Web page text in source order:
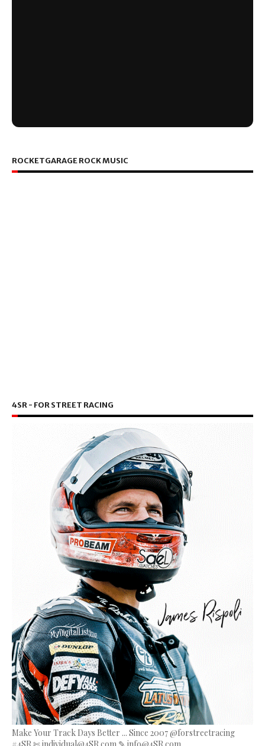
ROCKETGARAGE ROCK MUSIC
4SR - FOR STREET RACING
Make Your Track Days Better ... Since 2007 @forstreetracing